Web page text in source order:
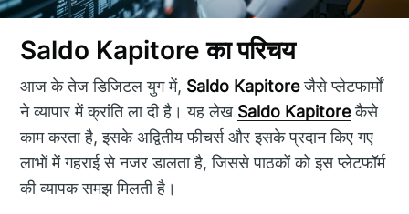
Saldo Kapitore का परिचय
आज के तेज डिजिटल युग में, Saldo Kapitoreजैसे प्लेटफार्मों
ने व्यापार में क्रांति ला दी है। यह लेख Saldo Kapitoreकैसे
काम करता है, इसके अद्वितीय फीचर्स और इसके प्रदान किए गए
लाभों में गहराई से नजर डालता है, जिससे पाठकों को इस प्लेटफॉर्म
की व्यापक समझ मिलती है।